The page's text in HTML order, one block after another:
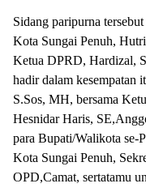
Sidang paripurna
Kota Sungai Penuh,
Ketua DPRD, Hardizal,
hadir dalam kesempatan
S.Sos, MH, bersama
Hesnidar Haris,
para Bupati/Walikota se-
Kota Sungai Penuh,
OPD,Camat, sertatamu